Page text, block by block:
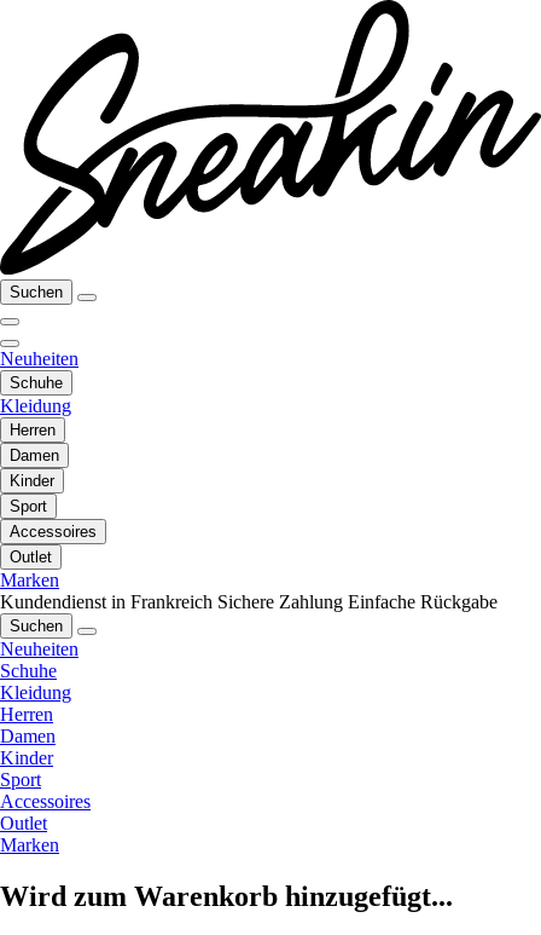
Suchen
Neuheiten
Schuhe
Kleidung
Herren
Damen
Kinder
Sport
Accessoires
Outlet
Marken
Kundendienst in Frankreich Sichere Zahlung Einfache Rückgabe
Suchen
Neuheiten
Schuhe
Kleidung
Herren
Damen
Kinder
Sport
Accessoires
Outlet
Marken
Wird zum Warenkorb hinzugefügt...